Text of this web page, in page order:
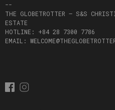
--
THE GLOBETROTTER – S&S
ESTATE
HOTLINE: +84 28 7300 7786
EMAIL: